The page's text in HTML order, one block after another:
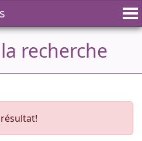
recherche